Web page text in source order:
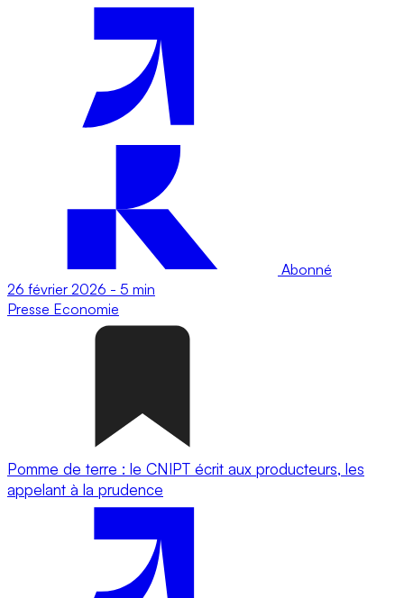
Abonné
26 février 2026 - 5 min
Presse Economie
Pomme de terre : le CNIPT écrit aux producteurs, les
appelant à la prudence